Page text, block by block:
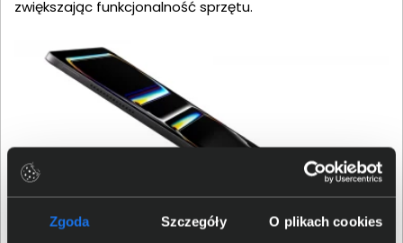
Zgoda Szczegóły O plikach cookies
zwiększając funkcjonalność sprzętu.